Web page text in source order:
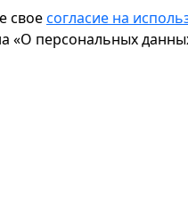
своесогласие на
«О персональных